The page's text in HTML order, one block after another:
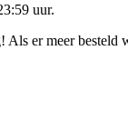
uur.
er meer besteld